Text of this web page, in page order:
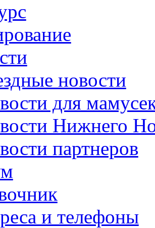
новости
для
Нижнего
партнеров
и телефоны